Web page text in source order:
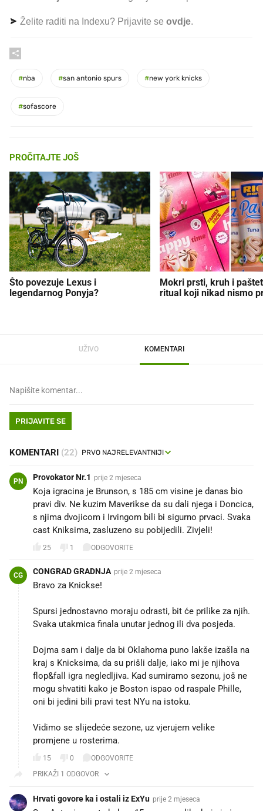
Želite raditi na Indexu? Prijavite se ovdje.
#nba #san antonio spurs #new york knicks
#sofascore
PROČITAJTE JOŠ
Što povezuje Lexus i
legendarnog Ponyja?
Mokri prsti, kruh i
ritual koji nikad nismo
UŽIVO KOMENTARI
PRIJAVITE SE
KOMENTARI (22)
PN Provokator Nr.1 prije 2 mjeseca
Koja igracina je Brunson, s 185 cm visine je danas bio
pravi div. Ne kuzim Maverikse da su dali njega i Doncica,
s njima dvojicom i Irvingom bili bi sigurno prvaci. Svaka
cast Kniksima, zasluzeno su pobijedili. Zivjeli!
25 1 ODGOVORITE
CG CONGRAD GRADNJA prije 2 mjeseca
Bravo za Knickse!
Spursi jednostavno moraju odrasti, bit će prilike za njih.
Svaka utakmica finala unutar jednog ili dva posjeda.
Dojma sam i dalje da bi Oklahoma puno lakše izašla na
kraj s Knicksima, da su prišli dalje, iako mi je njihova
flop&fall igra negledljiva. Kad sumiramo sezonu, još ne
mogu shvatiti kako je Boston ispao od raspale Phille,
oni bi jedini bili pravi test NYu na istoku.
Vidimo se slijedeće sezone, uz vjerujem velike
promjene u rosterima.
15 0
ODGOVORITE
PRIKAŽI 1 ODGOVOR
Hrvati govore ka i ostali iz ExYu prije 2 mjeseca